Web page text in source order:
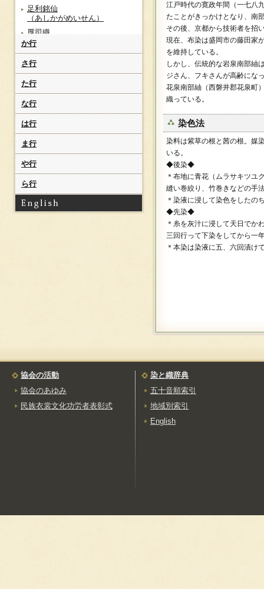
江戸時代の寛政年間（一七八
たことがきっかけとなり、南
その後、京都から技術者を招
現在、布染は盛岡市の藤田家
を維持している。
しかし、伝統的な岩泉南部紬
ジさん、フキさんが高齢にな
花泉南部紬（西磐井郡花泉町
織っている。
染色法
染料は紫草の根と茜の根。媒
いる。
◆後染◆
＊布地に青花（ムラサキツユ
縫い巻絞り、竹巻きなどの手
＊染液に浸して染色をしたの
◆先染◆
＊糸を灰汁に浸して天日でか
三回行って下染をしてから一
＊本染は染液に五、六回漬け
足利銘仙
（あしかがめいせん）
厚司織
（あつしおり）
天草更紗
（あまくささらさ）
網糸紬
（あみいとつむぎ）
綾の手紬
（あやのてつむぎ）
有明天蚕紬
（ありあけてんさんつむ
ぎ）
有松絞[鳴海絞]
（ありまつしぼり）
阿波しじら
（あわしじら）
い
（いたばなておりさー
じ）
糸目友禅[手描友禅]
（いとめゆうぜん）
伊予絣
か行
さ行
た行
な行
は行
ま行
や行
ら行
協会の活動
協会のあゆみ
民族衣裳文化功労者表彰式
染と織辞典
五十音順索引
地域別索引
English